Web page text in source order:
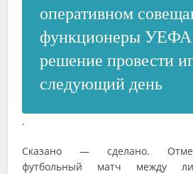
оперативном
функционеры УЕФА
решение провести
следующий день
.
Сказано — сделано.
футбольный матч между